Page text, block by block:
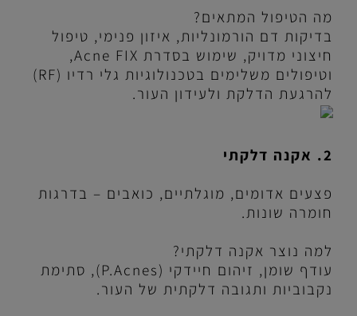
מה הטיפול המתאים?
בדיקות דם הורמונליות, איזון פנימי, טיפול
חיצוני מדויק, שימוש בסדרת Acne FIX
,
וטיפולים משלימים בטכנולוגיות גלי רדיו (RF
)
להרגעת הדלקת ולעידון העור.
2. אקנה דלקתי
פצעים אדומים, מוגלתיים, כואבים – בדרגות
חומרה שונות.
למה נוצר אקנה דלקתי?
עודף שומן, זיהום חיידקי (P.Acnes), סתימת
נקבוביות ותגובה דלקתית של העור.